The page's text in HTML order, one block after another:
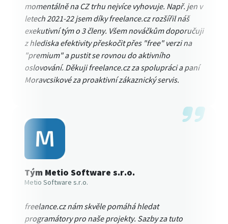
momentálně na CZ trhu nejvíce vyhovuje. Např. jen v
letech 2021-22 jsem díky freelance.cz rozšířil náš
exekutivní tým o 3 členy. Všem nováčkům doporučuji
z hlediska efektivity přeskočit přes "free" verzi na
"premium" a pustit se rovnou do aktivního
oslovování. Děkuji freelance.cz za spolupráci a paní
Moravcsikové za proaktivní zákaznický servis.
Tým Metio Software s.r.o.
Metio Software s.r.o.
freelance.cz nám skvěle pomáhá hledat
programátory pro naše projekty. Sazby za tuto